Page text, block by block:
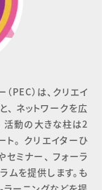
PEC）は、クリエイ
、 ネットワークを広
活動の大きな柱は2
。 クリエイターひ
ミナー、 フォーラ
ムを提供します。も